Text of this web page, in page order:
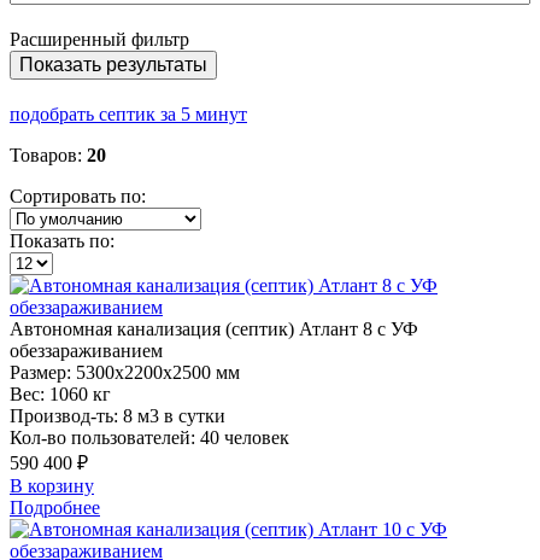
Расширенный фильтр
Показать результаты
подобрать септик за 5 минут
Товаров: 20
Сортировать по:
Показать по:
Автономная канализация (септик) Атлант 8 с УФ
обеззараживанием
Размер: 5300x2200x2500 мм
Вес: 1060 кг
Производ-ть: 8 м3 в сутки
Кол-во пользователей: 40 человек
590 400 ₽
В корзину
Подробнее